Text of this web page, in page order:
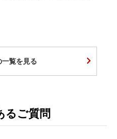
覧を見る
るご質問